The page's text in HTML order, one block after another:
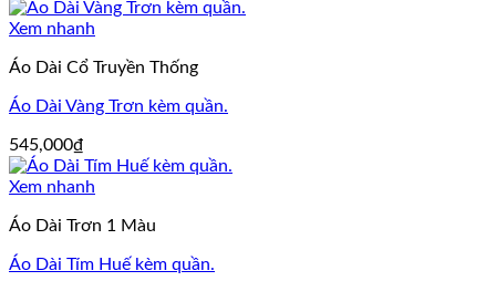
Xem nhanh
Áo Dài Cổ Truyền Thống
Áo Dài Vàng Trơn kèm quần.
545,000₫
Xem nhanh
Áo Dài Trơn 1 Màu
Áo Dài Tím Huế kèm quần.